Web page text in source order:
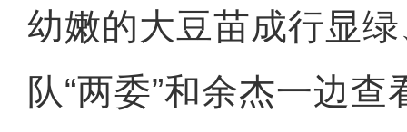
幼嫩的大豆苗成行显
队“两委”和余杰一边